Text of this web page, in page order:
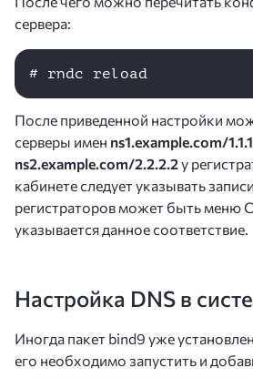
сервера:
После приведенной настройки
серверы имен ns1.example.com/
ns2.example.com/2.2.2.2у
кабинете следует указывать
регистраторов может быть меню
указывается данное соответствие.
Настройка DNS в
Иногда пакет bind9 уже
его необходимо запустить и